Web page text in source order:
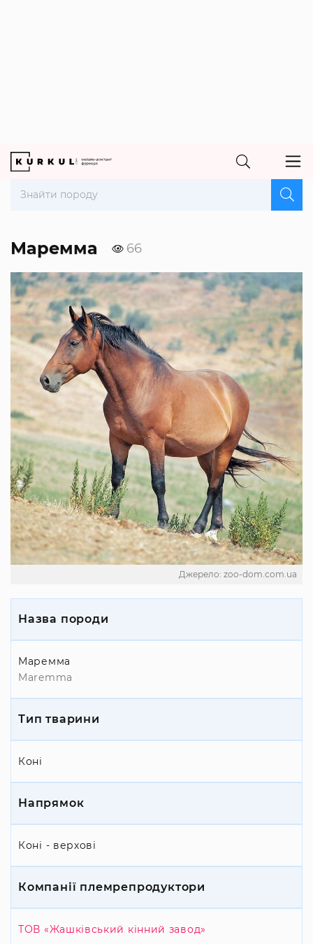
Маремма 66
Джерело: zoo-dom.com.ua
Назва породи
Маремма
Maremma
Тип тварини
Коні
Напрямок
Коні - верхові
Компанії племрепродуктори
ТОВ «Жашківський кінний завод»